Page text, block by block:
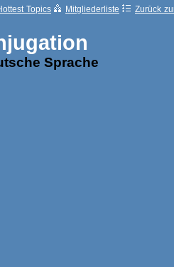
Topics Mitgliederliste
Zurück
Sprache